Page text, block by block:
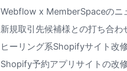
Webflow x MemberSpaceのニ
新規取引先候補様との打ち合わ
ヒーリング系Shopifyサイト改
Shopify予約アプリサイトの改